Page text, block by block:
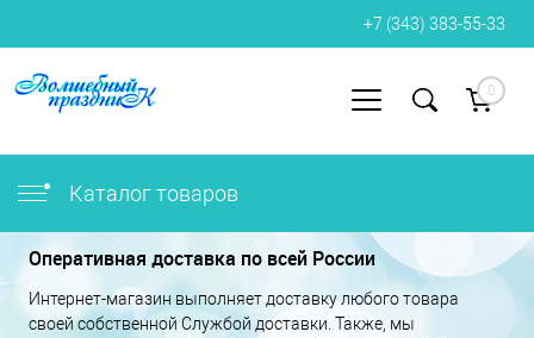
+7 (343) 383-55-33
0
Каталог товаров
Оперативная доставка по всей России
Интернет-магазин выполняет доставку любого товара
своей собственной Службой доставки. Также, мы